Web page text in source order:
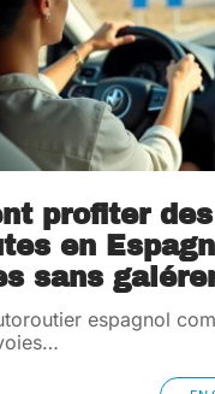
profiter des
en
sans
espagnol
…